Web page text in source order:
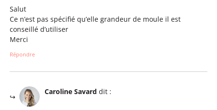
Salut
Ce n’est pas spécifié qu’elle grandeur de moule il est
conseillé d’utiliser
Merci
Répondre
Caroline Savard dit :